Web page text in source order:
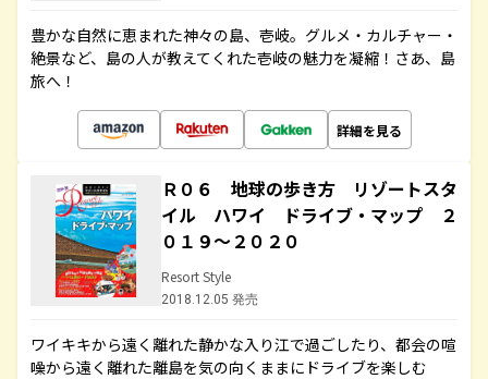
豊かな自然に恵まれた神々の島、壱岐。グルメ・カルチャー・
絶景など、島の人が教えてくれた壱岐の魅力を凝縮！さあ、島
旅へ！
詳細を見る
Ｒ０６ 地球の歩き方 リゾートスタ
イル ハワイ ドライブ・マップ ２
０１９～２０２０
Resort Style
2018.12.05 発売
ワイキキから遠く離れた静かな入り江で過ごしたり、都会の喧
噪から遠く離れた離島を気の向くままにドライブを楽しむ